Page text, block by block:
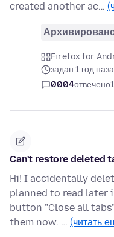
created another ac…
Firefox for
задан 1 год
0004отвечено
Can't restore deleted
Hi! I accidentally
planned to read later
button "Close all
them now. … (читать